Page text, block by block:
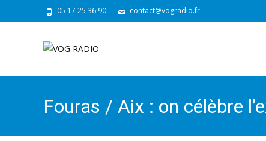
05 17 25 36 90 contact@vogradio.fr
Fouras / Aix : on célèbre